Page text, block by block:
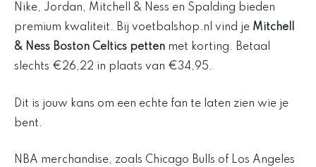
Nike, Jordan, Mitchell & Ness en Spalding bieden
premium kwaliteit. Bij voetbalshop.nl vind je Mitchell
& Ness Boston Celtics petten met korting. Betaal
slechts €26,22 in plaats van €34,95.
Dit is jouw kans om een echte fan te laten zien wie je
bent.
NBA merchandise, zoals Chicago Bulls of Los Angeles